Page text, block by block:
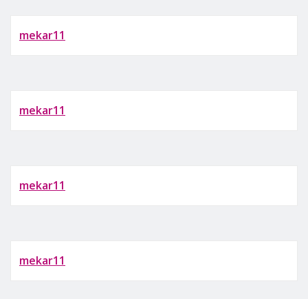
mekar11
mekar11
mekar11
mekar11